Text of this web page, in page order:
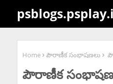
Home పౌరాణీక సంభాషణలు
పౌరాణీక